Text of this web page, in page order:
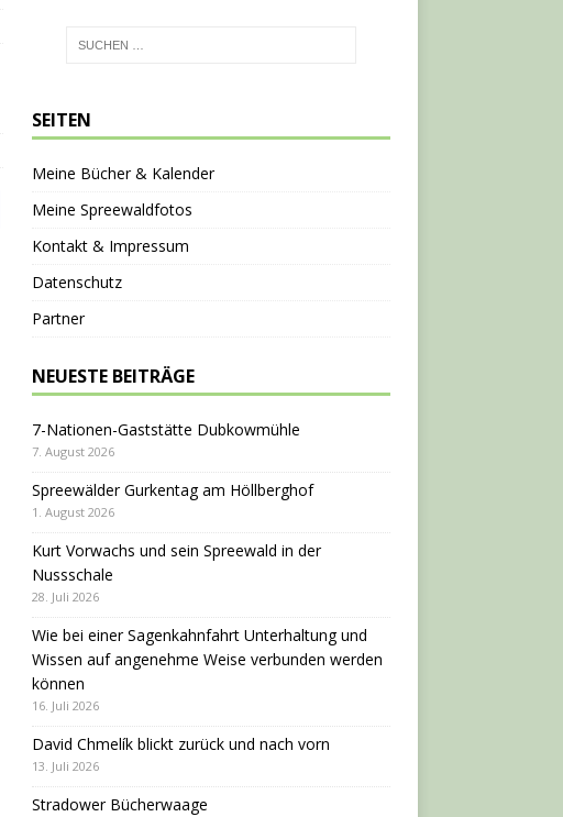
SEITEN
Meine Bücher & Kalender
Meine Spreewaldfotos
Kontakt & Impressum
Datenschutz
Partner
NEUESTE BEITRÄGE
7-Nationen-Gaststätte Dubkowmühle
7. August 2026
Spreewälder Gurkentag am Höllberghof
1. August 2026
Kurt Vorwachs und sein Spreewald in der
Nussschale
28. Juli 2026
Wie bei einer Sagenkahnfahrt Unterhaltung und
Wissen auf angenehme Weise verbunden werden
können
16. Juli 2026
David Chmelík blickt zurück und nach vorn
13. Juli 2026
Stradower Bücherwaage